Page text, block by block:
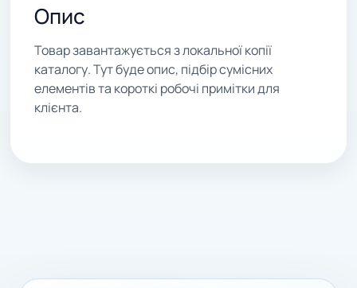
Опис
Товар завантажується з локальної копії
каталогу. Тут буде опис, підбір сумісних
елементів та короткі робочі примітки для
клієнта.